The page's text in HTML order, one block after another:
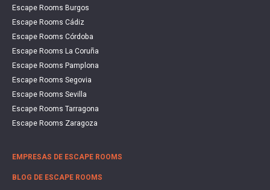
Escape Rooms Burgos
Escape Rooms Cádiz
Escape Rooms Córdoba
Escape Rooms La Coruña
Escape Rooms Pamplona
Escape Rooms Segovia
Escape Rooms Sevilla
Escape Rooms Tarragona
Escape Rooms Zaragoza
EMPRESAS DE ESCAPE ROOMS
BLOG DE ESCAPE ROOMS